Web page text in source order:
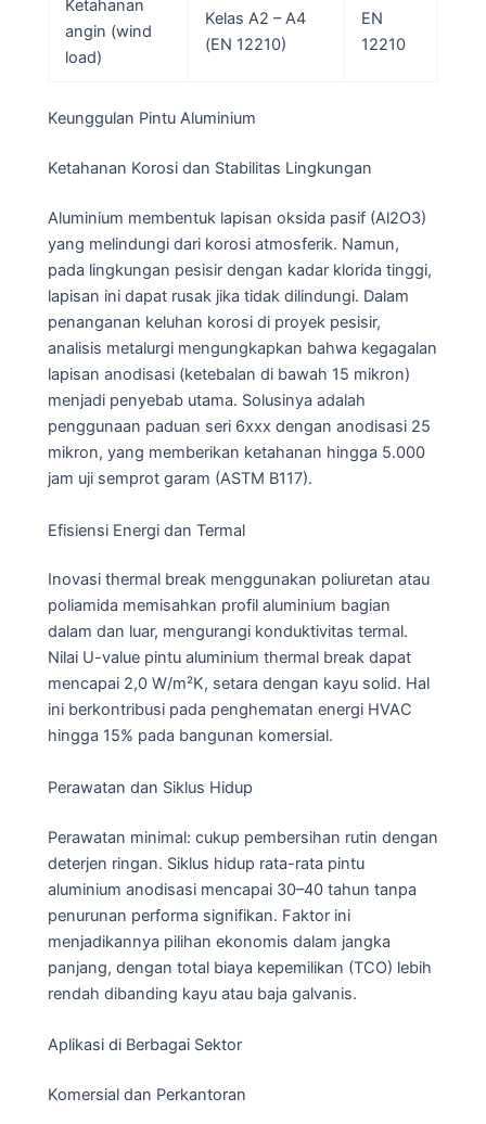
Ketahanan
angin (wind
load)
Kelas A2 – A4
(EN 12210)
EN
12210
Keunggulan Pintu Aluminium
Ketahanan Korosi dan Stabilitas Lingkungan
Aluminium membentuk lapisan oksida pasif (Al2O3)
yang melindungi dari korosi atmosferik. Namun,
pada lingkungan pesisir dengan kadar klorida tinggi,
lapisan ini dapat rusak jika tidak dilindungi. Dalam
penanganan keluhan korosi di proyek pesisir,
analisis metalurgi mengungkapkan bahwa kegagalan
lapisan anodisasi (ketebalan di bawah 15 mikron)
menjadi penyebab utama. Solusinya adalah
penggunaan paduan seri 6xxx dengan anodisasi 25
mikron, yang memberikan ketahanan hingga 5.000
jam uji semprot garam (ASTM B117).
Efisiensi Energi dan Termal
Inovasi thermal break menggunakan poliuretan atau
poliamida memisahkan profil aluminium bagian
dalam dan luar, mengurangi konduktivitas termal.
Nilai U-value pintu aluminium thermal break dapat
mencapai 2,0 W/m²K, setara dengan kayu solid. Hal
ini berkontribusi pada penghematan energi HVAC
hingga 15% pada bangunan komersial.
Perawatan dan Siklus Hidup
Perawatan minimal: cukup pembersihan rutin dengan
deterjen ringan. Siklus hidup rata-rata pintu
aluminium anodisasi mencapai 30–40 tahun tanpa
penurunan performa signifikan. Faktor ini
menjadikannya pilihan ekonomis dalam jangka
panjang, dengan total biaya kepemilikan (TCO) lebih
rendah dibanding kayu atau baja galvanis.
Aplikasi di Berbagai Sektor
Komersial dan Perkantoran